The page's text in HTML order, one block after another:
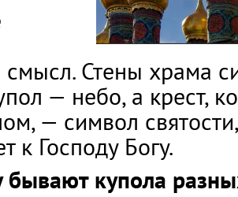
Стены храма
— небо, а крест,
— символ
к Господу Богу.
купола